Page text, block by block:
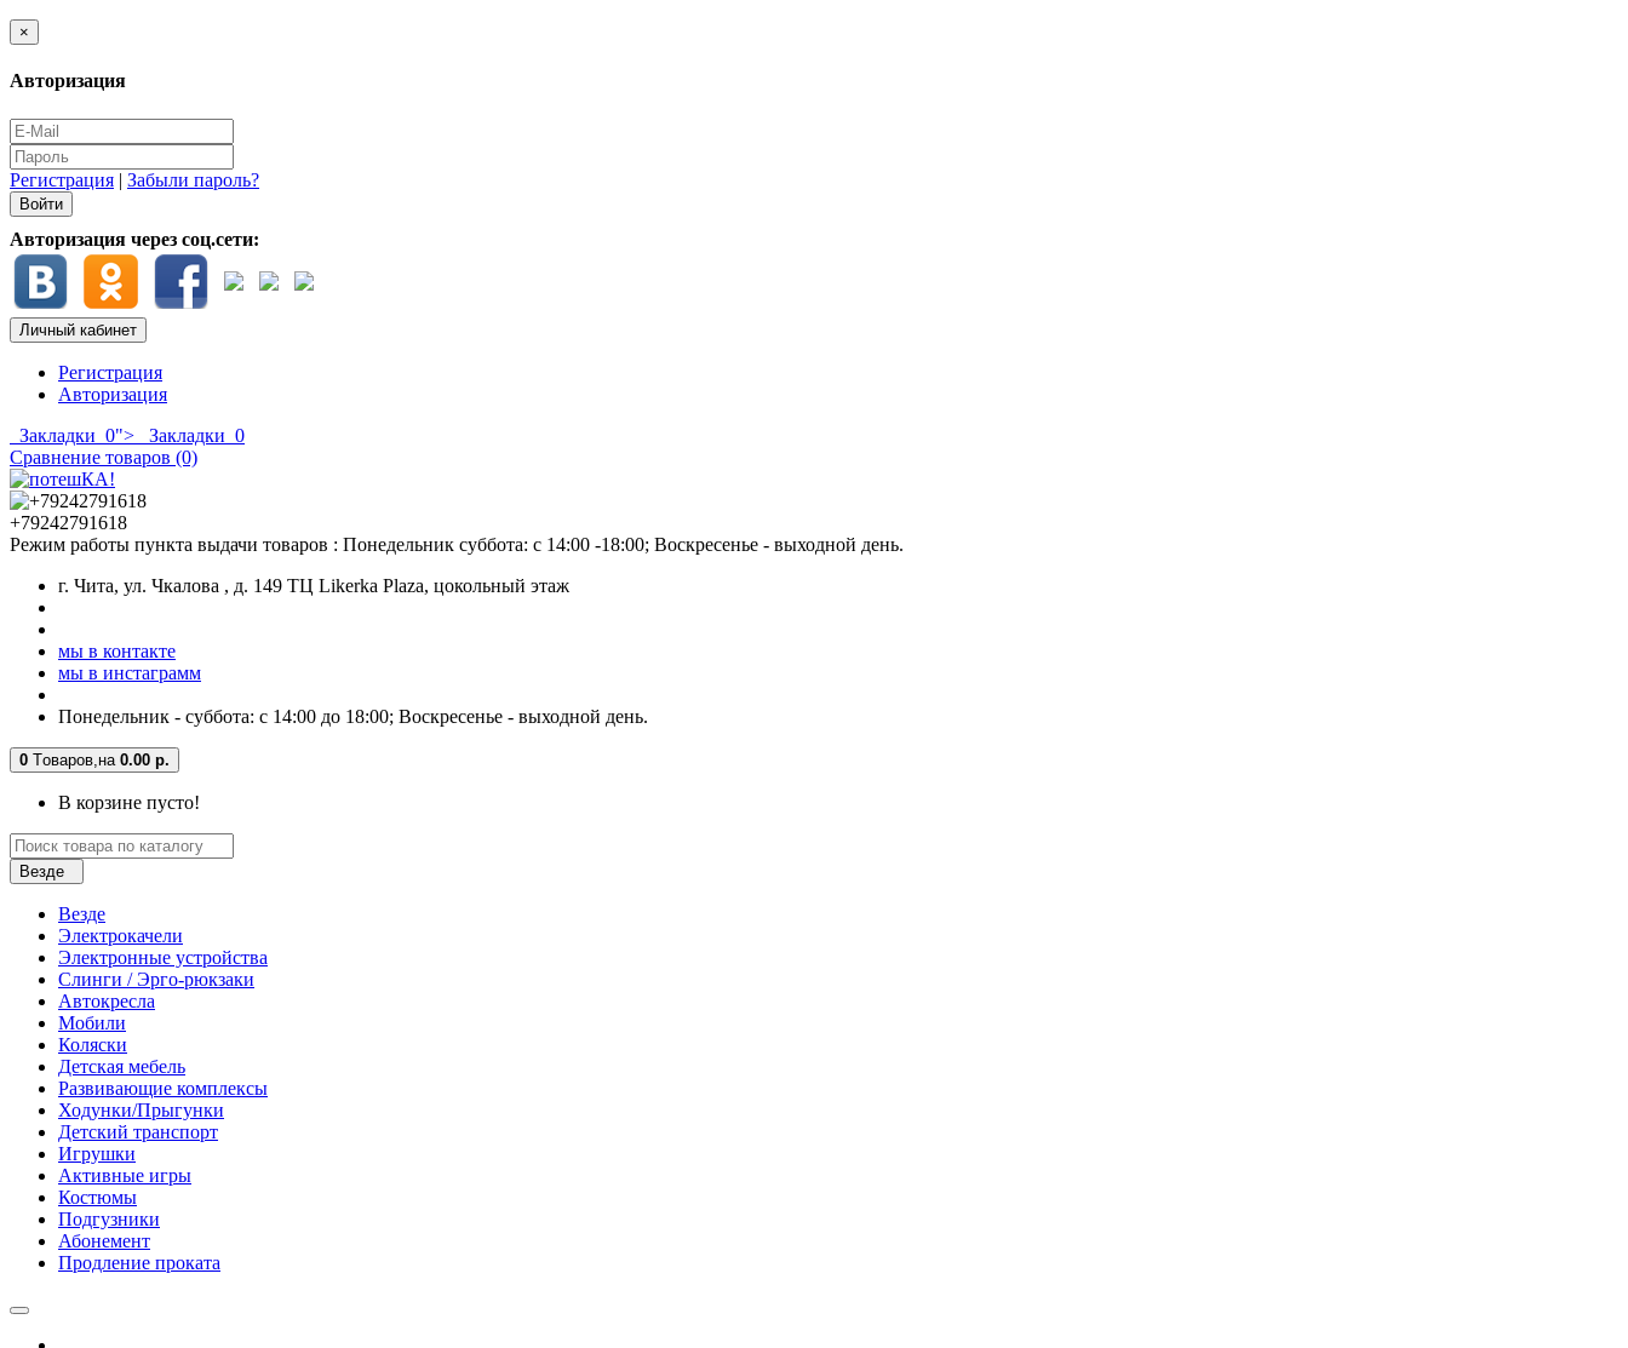
×
Авторизация
Регистрация | Забыли пароль?
Авторизация через соц.сети:
Личный кабинет
Регистрация
Авторизация
Закладки 0"> Закладки 0
Сравнение товаров (0)
+79242791618
Режим работы пункта выдачи товаров : Понедельник суббота: с 14:00 -18:00; Воскресенье - выходной день.
г. Чита, ул. Чкалова , д. 149 ТЦ Likerka Plaza, цокольный этаж
мы в контакте
мы в инстаграмм
Понедельник - суббота: с 14:00 до 18:00; Воскресенье - выходной день.
0 Tоваров, на 0.00 р.
В корзине пусто!
Везде
Везде
Электрокачели
Электронные устройства
Слинги / Эрго-рюкзаки
Автокресла
Мобили
Коляски
Детская мебель
Развивающие комплексы
Ходунки/Прыгунки
Детский транспорт
Игрушки
Активные игры
Костюмы
Подгузники
Абонемент
Продление проката